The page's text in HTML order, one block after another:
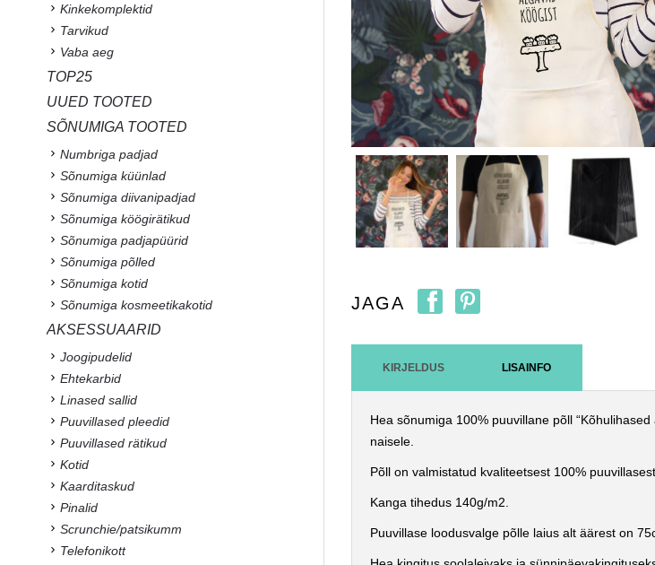
JAGA
KIRJELDUS LISAINFO
Hea sõnumiga 100% puuvillane põll
naisele.
Põll on valmistatud kvaliteetsest 100%
Kanga tihedus 140g/m2.
Puuvillase loodusvalge põlle laius alt äärest on
Kinkekomplektid
Tarvikud
Vaba aeg
TOP25
UUED TOOTED
SÕNUMIGA TOOTED
Numbriga padjad
Sõnumiga küünlad
Sõnumiga diivanipadjad
Sõnumiga köögirätikud
Sõnumiga padjapüürid
Sõnumiga põlled
Sõnumiga kotid
Sõnumiga kosmeetikakotid
AKSESSUAARID
Joogipudelid
Ehtekarbid
Linased sallid
Puuvillased pleedid
Puuvillased rätikud
Kotid
Kaarditaskud
Pinalid
Scrunchie/patsikumm
Telefonikott